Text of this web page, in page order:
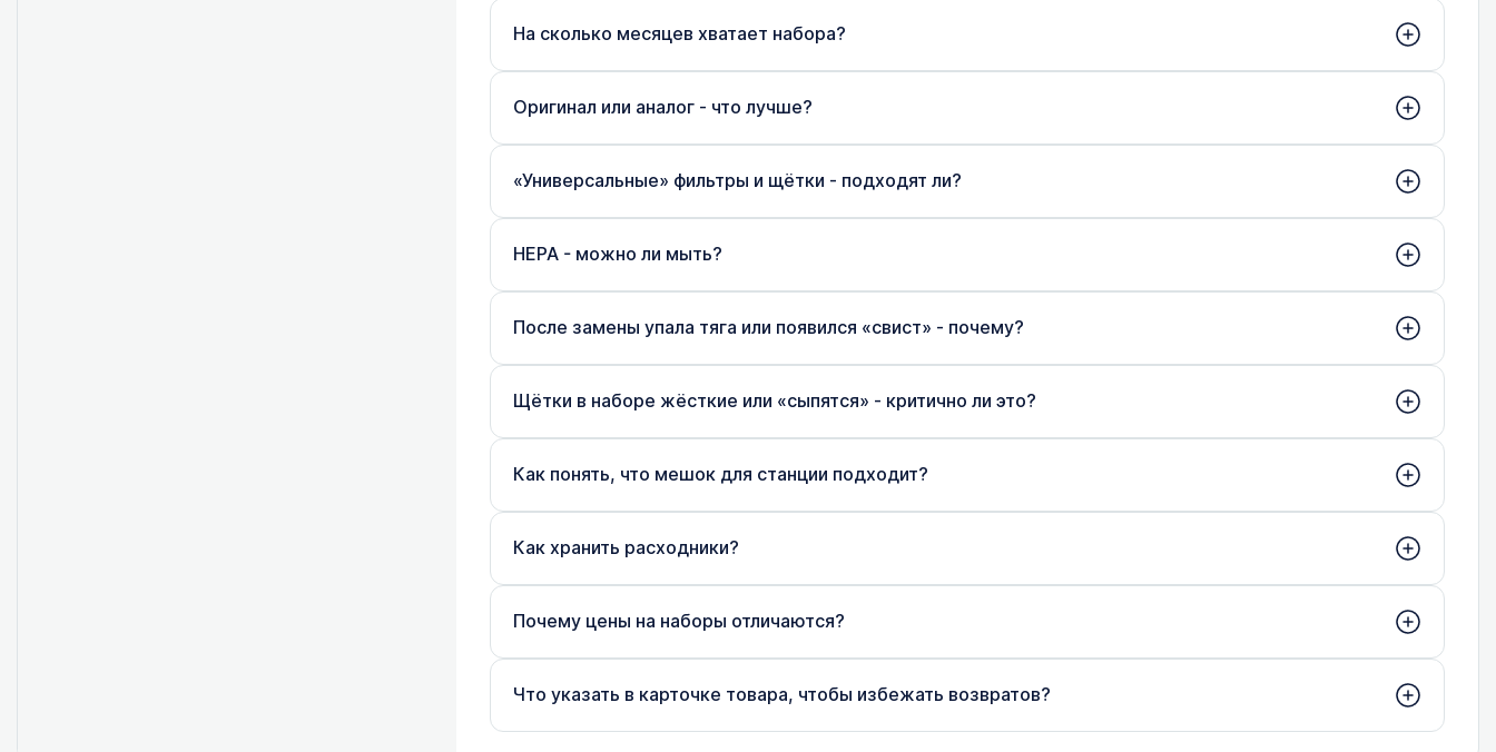
На сколько месяцев хватает набора?
Оригинал или аналог - что лучше?
«Универсальные» фильтры и щётки - подходят ли?
HEPA - можно ли мыть?
После замены упала тяга или появился «свист» - почему?
Щётки в наборе жёсткие или «сыпятся» - критично ли это?
Как понять, что мешок для станции подходит?
Как хранить расходники?
Почему цены на наборы отличаются?
Что указать в карточке товара, чтобы избежать возвратов?